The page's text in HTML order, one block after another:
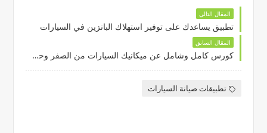
المقال التالي
تطبيق يساعدك على توفير استهلاك البانزين في السيارات
المقال السابق
كورس كامل وشامل عن ميكانيك السيارات من الصفر وحتى الإحتراف
تطبيقات صيانة السيارات